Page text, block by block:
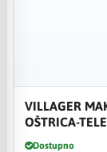
VILLAGER
OŠTRICA-
Dostupno